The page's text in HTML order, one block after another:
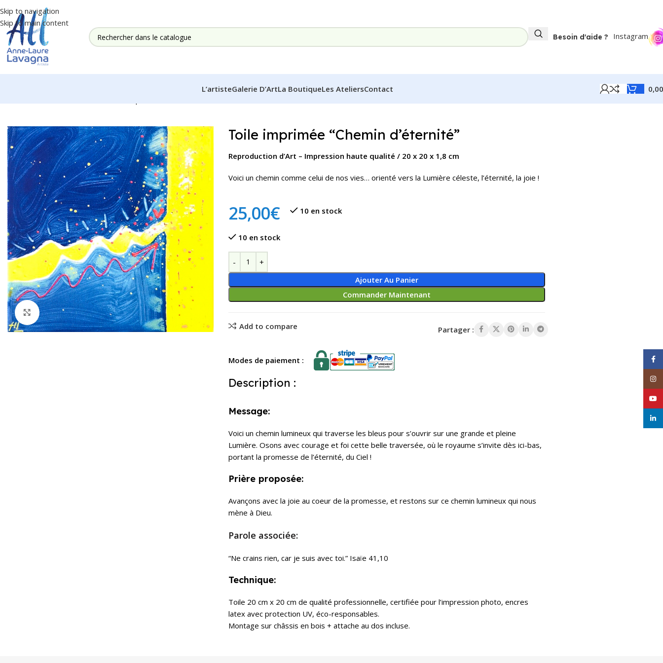
Skip to navigation
Skip to main content
Besoin d'aide ? Instagram
L’artisteGalerie D’ArtLa BoutiqueLes AteliersContact
0,00
Agrandir
Toile imprimée “Chemin d’éternité”
Reproduction d’Art – Impression haute qualité /20 x 20 x 1,8 cm
Voici un chemin comme celui de nos vies… orienté vers la Lumière céleste, l’éternité, la joie !
25,00€ 10 en stock
10 en stock
Ajouter Au Panier
Commander Maintenant
Add to compare Partager :
Modes de paiement :
Description :
Message:
Voici un chemin lumineux qui traverse les bleus pour s’ouvrir sur une grande et pleine
Lumière. Osons avec courage et foi cette belle traversée, où le royaume s’invite dès ici-bas,
portant la promesse de l’éternité, du Ciel !
Prière proposée:
Avançons avec la joie au coeur de la promesse, et restons sur ce chemin lumineux qui nous
mène à Dieu.
Parole associée:
“Ne crains rien, car je suis avec toi.” Isaïe 41,10
Technique:
Toile 20 cm x 20 cm de qualité professionnelle, certifiée pour l’impression photo, encres
latex avec protection UV, éco-responsables.
Montage sur châssis en bois + attache au dos incluse.